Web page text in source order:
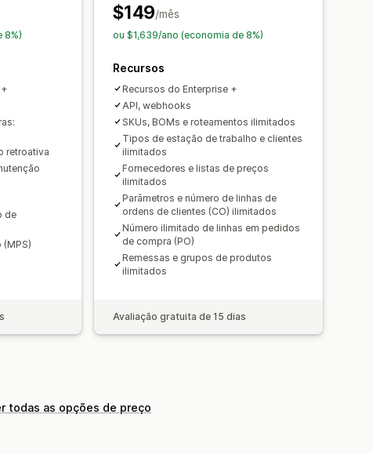
Gestão de custos
Acompanhamento de lucros
Relatórios
Em várias moedas
8%)
retroativa
de
$149/mês
ou $1,639/ano (economia de 8%)
Recursos
Recursos do Enterprise +
API, webhooks
SKUs, BOMs e roteamentos ilimitados
Tipos de estação de trabalho e clientes
ilimitados
Fornecedores e listas de preços
ilimitados
Parâmetros e número de linhas de
ordens de clientes (CO) ilimitados
Número ilimitado de linhas em pedidos
de compra (PO)
Remessas e grupos de produtos
ilimitados
Avaliação gratuita de 15 dias
todas as opções de preço